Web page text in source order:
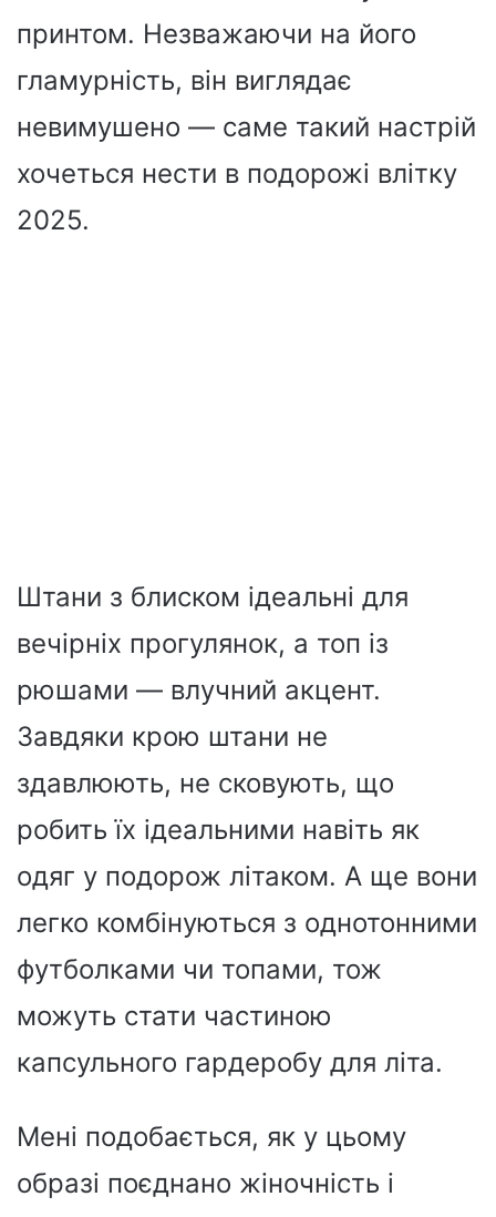
принтом. Незважаючи на його
гламурність, він виглядає
невимушено — саме такий настрій
хочеться нести в подорожі влітку
2025.
Штани з блиском ідеальні для
вечірніх прогулянок, а топ із
рюшами — влучний акцент.
Завдяки крою штани не
здавлюють, не сковують, що
робить їх ідеальними навіть як
одяг у подорож літаком. А ще вони
легко комбінуються з однотонними
футболками чи топами, тож
можуть стати частиною
капсульного гардеробу для літа.
Мені подобається, як у цьому
образі поєднано жіночність і